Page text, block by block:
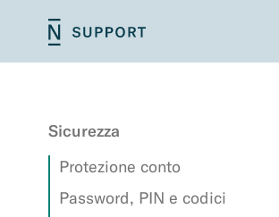
Navigazione
primaria
Vai
al
secondaria
al
contenuto
principale
Sicurezza
Protezione conto
Password, PIN e codici